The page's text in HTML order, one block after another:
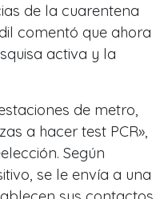
de la cuarentena
comentó que ahora
activa y la
de metro,
a hacer test PCR»,
Según
se le envía a una